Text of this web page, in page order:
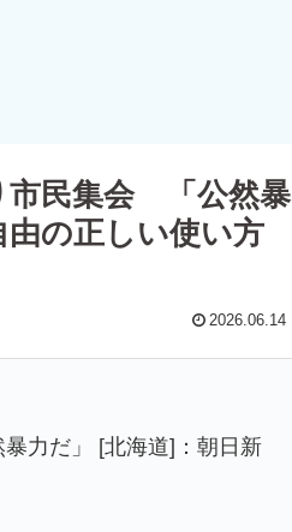
民集会 「公然暴
の正しい使い方
2026.06.14
力だ」 [北海道]：朝日新